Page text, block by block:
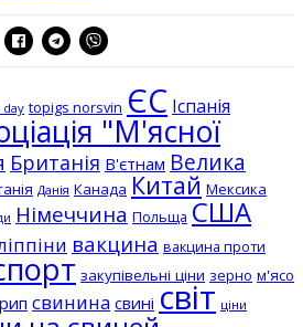
day topigs norsvin ЄС Іспанія
"М'ясної
Британія В'єтнам Велика
Данія Канада Китай Мексика
Німеччина Польща США
вакцина вакцина проти
закупівельні ціни зерно м'ясо
свинина свині світ ціни